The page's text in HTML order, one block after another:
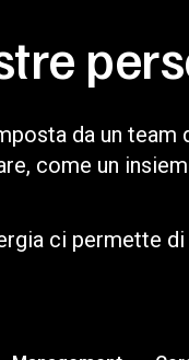
da un
come un
ci permette